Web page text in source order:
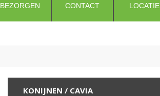
BEZORGEN CONTACT LOCATIE
KONIJNEN / CAVIA